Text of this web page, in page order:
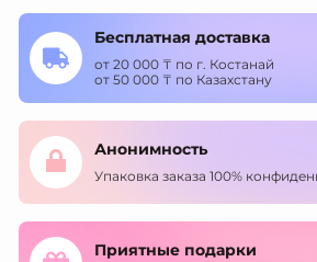
Бесплатная доставка
от 20 000 ₸ по г. Костанай
от 50 000 ₸ по Казахстану
Анонимность
Упаковка заказа 100%
Приятные подарки